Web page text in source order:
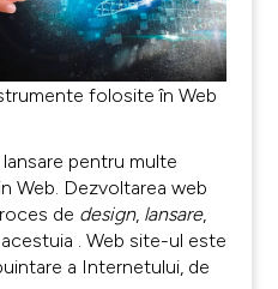
folosite în Web
pentru multe
Web. Dezvoltarea web
de design, lansare,
. Web site-ul este
a Internetului, de